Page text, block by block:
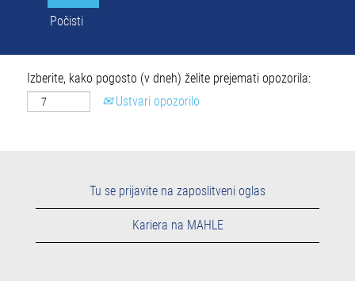
Počisti
Izberite, kako pogosto (v dneh) želite prejemati opozorila:
Ustvari opozorilo
Tu se prijavite na zaposlitveni oglas
Kariera na MAHLE